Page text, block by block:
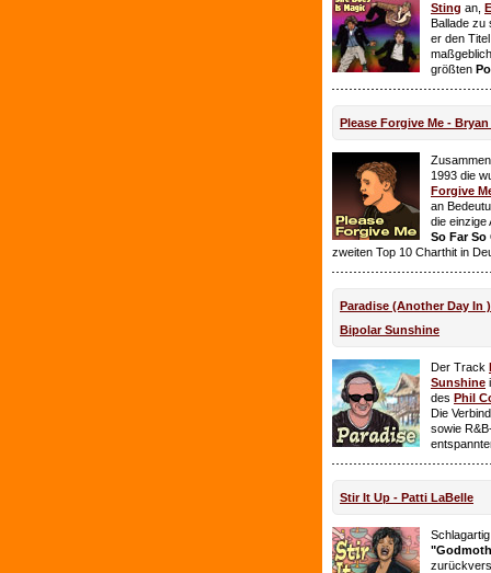
Sting an,
Ballade zu
er den
größten
Please Forgive Me -
1993 die
Forgive
an
die einzige
So Far So
zweiten Top 10 Charthit in
Paradise (Another Day In
Bipolar Sunshine
Der Track
Sunshine
des Phil
Die
sowie
Stir It Up - Patti LaBelle